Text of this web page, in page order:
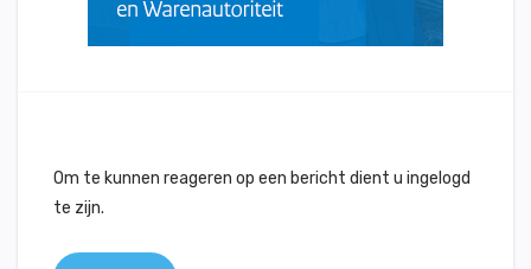
Om te kunnen reageren op een bericht dient u ingelogd
te zijn.